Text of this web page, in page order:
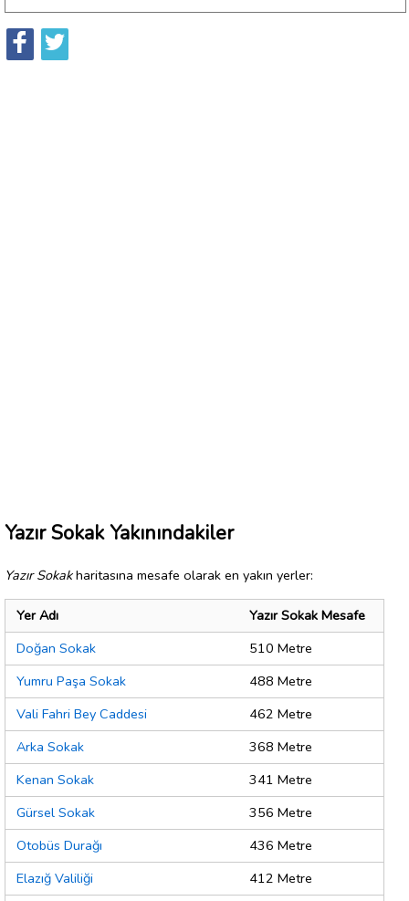
Yazır Sokak Yakınındakiler
Yazır Sokakharitasına mesafe olarak en yakın yerler:
Yer Adı
Yazır Sokak Mesafe
Doğan Sokak
510 Metre
Yumru Paşa Sokak
488 Metre
Vali Fahri Bey Caddesi
462 Metre
Arka Sokak
368 Metre
Kenan Sokak
341 Metre
Gürsel Sokak
356 Metre
Otobüs Durağı
436 Metre
Elazığ Valiliği
412 Metre